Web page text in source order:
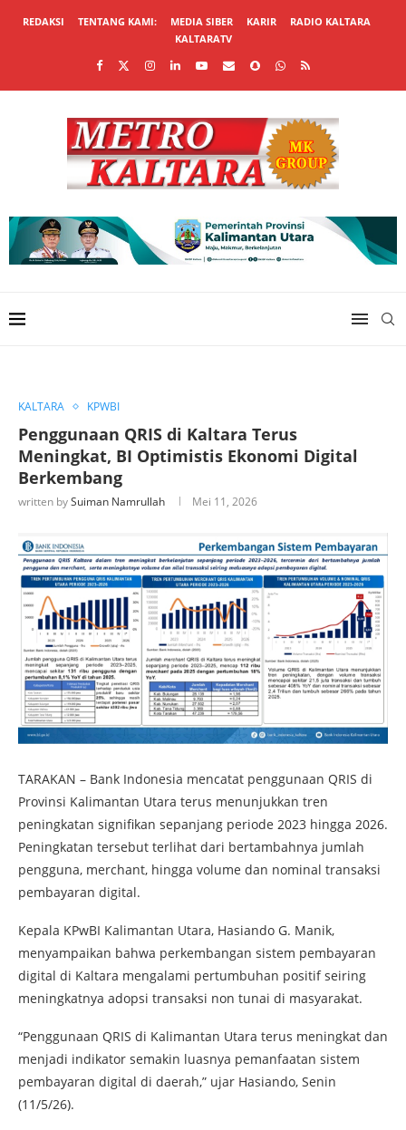
REDAKSI TENTANG KAMI: MEDIA SIBER KARIR
RADIO KALTARA
KALTARATV
KALTARA KPWBI
Penggunaan QRIS di Kaltara Terus
Meningkat, BI Optimistis Ekonomi Digital
Berkembang
written bySuiman Namrullah Mei 11, 2026
TARAKAN – Bank Indonesia mencatat penggunaan QRIS di
Provinsi Kalimantan Utara terus menunjukkan tren
peningkatan signifikan sepanjang periode 2023 hingga 2026.
Peningkatan tersebut terlihat dari bertambahnya jumlah
pengguna, merchant, hingga volume dan nominal transaksi
pembayaran digital.
Kepala KPwBI Kalimantan Utara, Hasiando G. Manik,
menyampaikan bahwa perkembangan sistem pembayaran
digital di Kaltara mengalami pertumbuhan positif seiring
meningkatnya adopsi transaksi non tunai di masyarakat.
“Penggunaan QRIS di Kalimantan Utara terus meningkat dan
menjadi indikator semakin luasnya pemanfaatan sistem
pembayaran digital di daerah,” ujar Hasiando, Senin
(11/5/26).